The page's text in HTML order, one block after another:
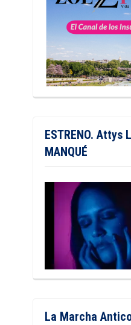
ESTRENO. Attys
MANQUÉ
La Marcha